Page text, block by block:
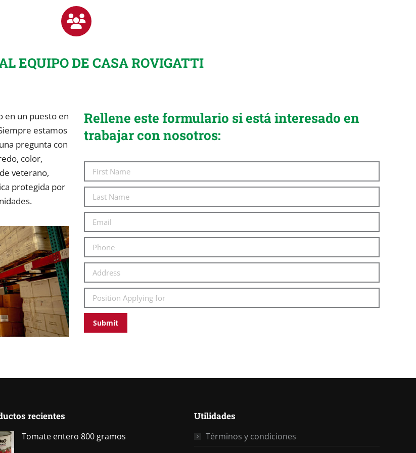
EQUIPO DE CASA ROVIGATTI
en un puesto en
estamos
pregunta con
color,
veterano,
protegida por
Rellene este formulario si está interesado en
trabajar con nosotros:
recientes
Tomate entero 800 gramos
Utilidades
Términos y condiciones